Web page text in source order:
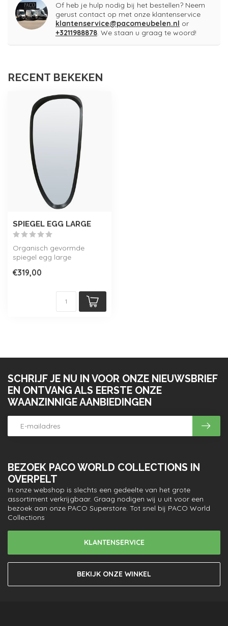
Of heb je hulp nodig bij het bestellen? Neem
gerust contact op met onze klantenservice
klantenservice@pacomeubelen.nl or
+3211988878. We staan u graag te woord!
RECENT BEKEKEN
SPIEGEL EGG LARGE
Organisch gevormde
spiegel egg large
Verkrijgbaar i...
€319,00
BEZOEK PACO WORLD COLLECTIONS IN
OVERPELT
In onze webshop is slechts een gedeelte van het grote
assortiment verkrijgbaar. Graag nodigen wij u uit voor een
bezoek aan onze PACO Superstore. Tot snel bij PACO World
Collections
KLANTENSERVICE
BEKIJK ONZE WINKEL
SCHRIJF JE NU IN VOOR ONZE NIEUWSBRIEF
EN ONTVANG ALS EERSTE ONZE
WAANZINNIGE AANBIEDINGEN